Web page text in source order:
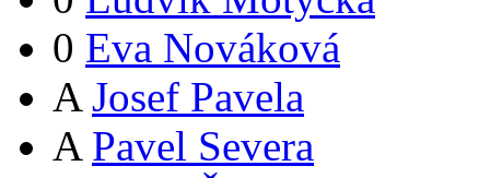
0 Eva Nováková
A Josef Pavela
A Pavel Severa